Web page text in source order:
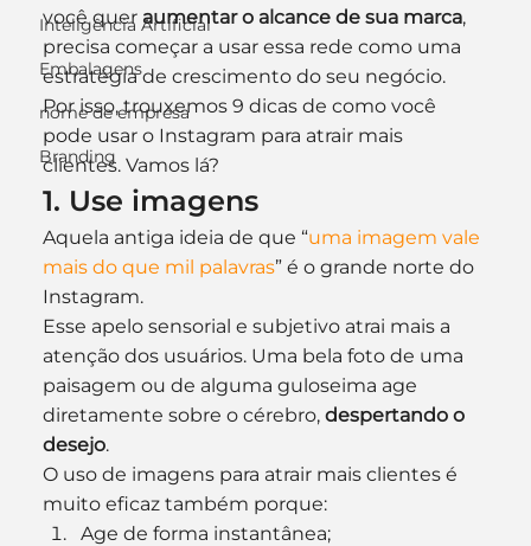
Inteligência Artificial
Embalagens
nome de empresa
Branding
você quer aumentar o alcance de sua marca,
precisa começar a usar essa rede como uma
estratégia de crescimento do seu negócio.
Por isso, trouxemos 9 dicas de como você
pode usar o Instagram para atrair mais
clientes. Vamos lá?
1. Use imagens
Aquela antiga ideia de que “uma imagem vale
mais do que mil palavras” é o grande norte do
Instagram.
Esse apelo sensorial e subjetivo atrai mais a
atenção dos usuários. Uma bela foto de uma
paisagem ou de alguma guloseima age
diretamente sobre o cérebro, despertando o
desejo.
O uso de imagens para atrair mais clientes é
muito eficaz também porque:
Age de forma instantânea;